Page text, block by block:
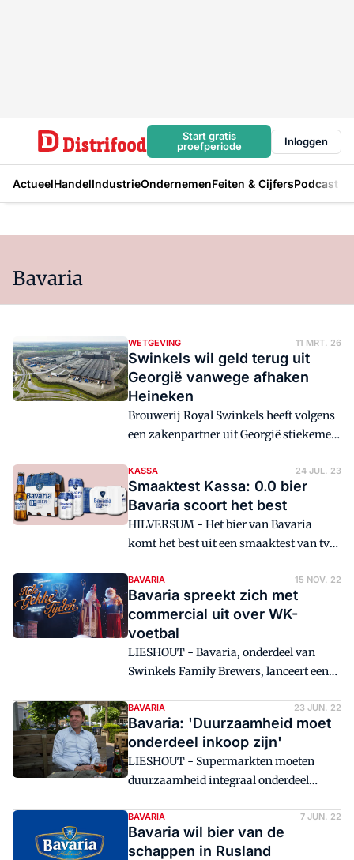
Start gratis
proefperiode
Inloggen
ActueelHandelIndustrieOndernemenFeiten & CijfersPodcast
Bavaria
WETGEVING 11 MRT. 26
Swinkels wil geld terug uit
Georgië vanwege afhaken
Heineken
Brouwerij Royal Swinkels heeft volgens
een zakenpartner uit Georgië stiekeme
Heineken over het verdelen van de markt
in het Kaukasische land. De twee
Nederlandse bedrijven balen van het
beeld over een schimmige deal dat
geschetst wordt.
KASSA 24 JUL. 23
Smaaktest Kassa: 0.0 bier
Bavaria scoort het best
HILVERSUM - Het bier van Bavaria
komt het best uit een smaaktest van tv
Heineken eindigt op plek 2, gevolgd door
Brouwers op 3.
BAVARIA 15 NOV. 22
Bavaria spreekt zich met
commercial uit over WK-
voetbal
LIESHOUT - Bavaria, onderdeel van
Swinkels Family Brewers, lanceert een
aangaat over het wereldkampioenschap
voetbal dat op 20 november start in
Qatar.
BAVARIA 23 JUN. 22
Bavaria: 'Duurzaamheid moet
onderdeel inkoop zijn'
LIESHOUT - Supermarkten moeten
duurzaamheid integraal onderdeel
nog te vaak om prijs.
BAVARIA 7 JUN. 22
Bavaria wil bier van de
schappen in Rusland